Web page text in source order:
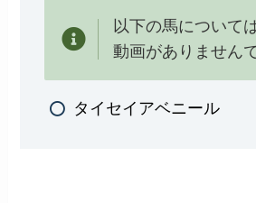
以下の馬について
動画がありません
タイセイアベニール